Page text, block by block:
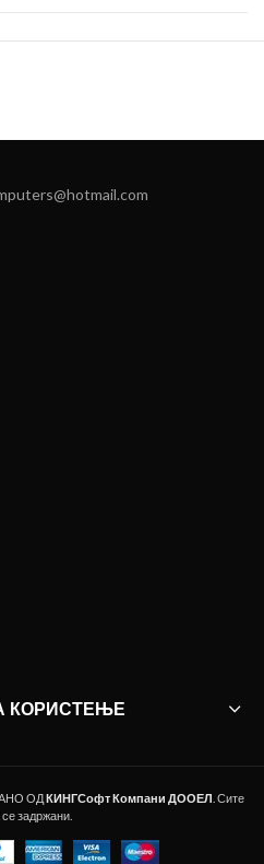
КОРИСТЕЊЕ
ОДКИНГСофт Компани ДООЕЛ . Сите
задржани.